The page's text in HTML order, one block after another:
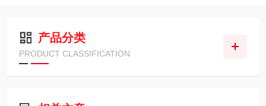
产品分类
PRODUCT CLASSIFICATION